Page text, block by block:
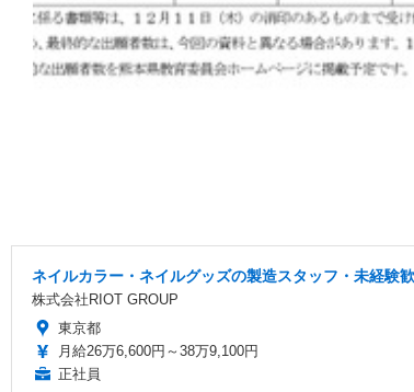
ネイルカラー・ネイルグッズの製造スタッフ・未経験
株式会社RIOT GROUP
東京都
月給26万6,600円～38万9,100円
正社員